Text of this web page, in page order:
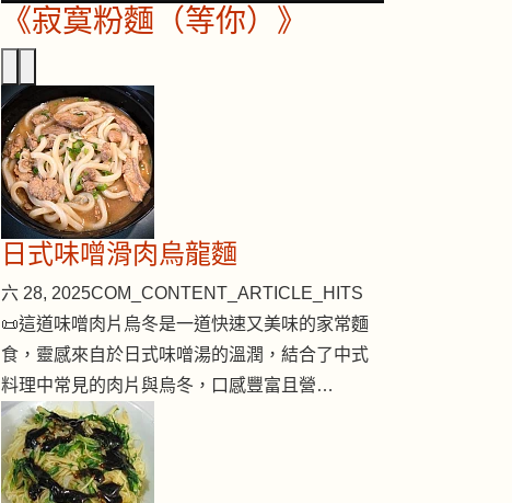
《寂寞粉麵（等你）》
日式味噌滑肉烏龍麵
六 28, 2025COM_CONTENT_ARTICLE_HITS
📜這道味噌肉片烏冬是一道快速又美味的家常麵
食，靈感來自於日式味噌湯的溫潤，結合了中式
料理中常見的肉片與烏冬，口感豐富且營…